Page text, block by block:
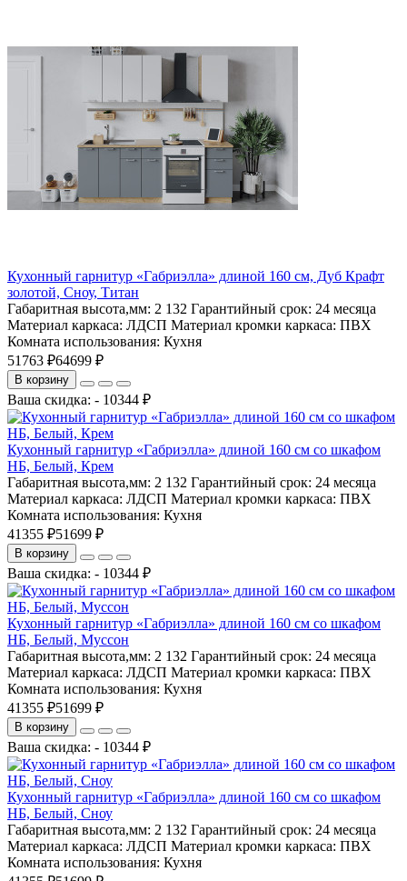
Кухонный гарнитур «Габриэлла» длиной 160 см, Дуб Крафт
золотой, Сноу, Титан
Габаритная высота,мм: 2 132 Гарантийный срок: 24 месяца
Материал каркаса: ЛДСП Материал кромки каркаса: ПВХ
Комната использования: Кухня
51763 ₽64699 ₽
В корзину
Ваша скидка: - 10344 ₽
Кухонный гарнитур «Габриэлла» длиной 160 см со шкафом
НБ, Белый, Крем
Габаритная высота,мм: 2 132 Гарантийный срок: 24 месяца
Материал каркаса: ЛДСП Материал кромки каркаса: ПВХ
Комната использования: Кухня
41355 ₽51699 ₽
В корзину
Ваша скидка: - 10344 ₽
Кухонный гарнитур «Габриэлла» длиной 160 см со шкафом
НБ, Белый, Муссон
Габаритная высота,мм: 2 132 Гарантийный срок: 24 месяца
Материал каркаса: ЛДСП Материал кромки каркаса: ПВХ
Комната использования: Кухня
41355 ₽51699 ₽
В корзину
Ваша скидка: - 10344 ₽
Кухонный гарнитур «Габриэлла» длиной 160 см со шкафом
НБ, Белый, Сноу
Габаритная высота,мм: 2 132 Гарантийный срок: 24 месяца
Материал каркаса: ЛДСП Материал кромки каркаса: ПВХ
Комната использования: Кухня